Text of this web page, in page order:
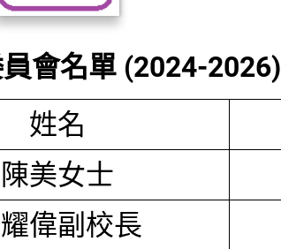
會名單 (2024-2026)
姓名
陳美女士
偉副校長